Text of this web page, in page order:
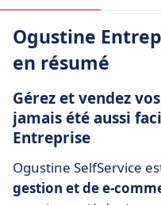
Ogustine
en résumé
Gérez et vendez
jamais été aussi
Entreprise
Ogustine SelfService
gestion et de e-